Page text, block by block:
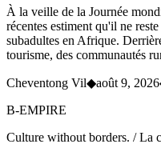
À la veille de la Journée
récentes estiment qu'il ne
subadultes en Afrique.
tourisme, des communautés
Cheventong Vil◆août 9, 2026
B-EMPIRE
Culture without borders. / La